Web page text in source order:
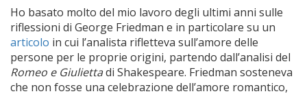
Ho basato molto del mio lavoro degli ultimi anni sulle
riflessioni di George Friedman e in particolare su un
articolo in cui l’analista rifletteva sull’amore delle
persone per le proprie origini, partendo dall’analisi del
Romeo e Giuliettadi Shakespeare. Friedman sosteneva
che non fosse una celebrazione dell’amore romantico,